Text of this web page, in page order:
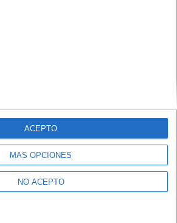
MÁS OPCIONES
NO ACEPTO
ACEPTO